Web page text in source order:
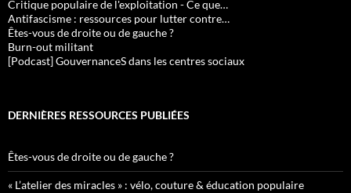
Critique populaire de l'exploitation - Ce que…
Antifascisme : ressources pour lutter contre…
Êtes-vous de droite ou de gauche ?
Burn-out militant
[Podcast] GouvernanceS dans les centres sociaux
DERNIÈRES RESSOURCES PUBLIÉES
Êtes-vous de droite ou de gauche ?
« L’atelier des miracles » : vélo, couture & éducation populaire